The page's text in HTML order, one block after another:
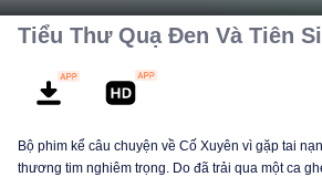
Tiểu Thư Quạ Đen Và Tiên
Bộ phim kể câu chuyện về Cố Xuyên vì gặp tai
thương tim nghiêm trọng. Do đã trải qua một ca